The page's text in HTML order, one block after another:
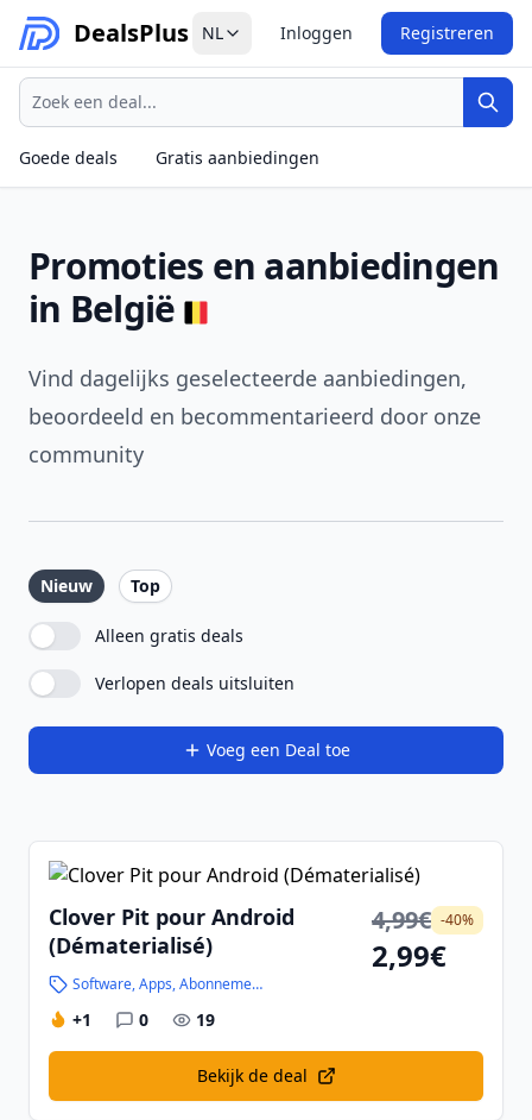
DealsPlus NL Inloggen Registreren
Zoeken
Goede deals
Gratis aanbiedingen
Promoties en aanbiedingen
in België
Vind dagelijks geselecteerde aanbiedingen,
beoordeeld en becommentarieerd door onze
community
Nieuw Top
Alleen gratis deals
Verlopen deals uitsluiten
Voeg een Deal toe
Clover Pit pour Android
(Dématerialisé)
Software, Apps, Abonnementen en Handleidingen
4,99€ -40%
2,99€
+1 0 19
Bekijk de deal